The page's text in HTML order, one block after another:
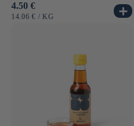
Prix
habituel
4.50 €
PRIX
14.06 € / PAR
KG